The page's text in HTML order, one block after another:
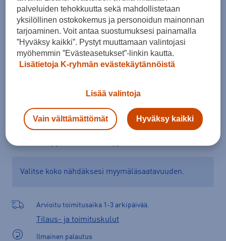
Koko
38 41 41,5
Tarkista saatavuus ja tilaa myymälästä
Verkkokauppa:
Valitse koko nähdäksesi myymäläsaatavuuden.
Arvioitu toimitusaika 1-3 arkipäivää.
Tilaus- ja toimituskulut
Ilmainen palautus
palveluiden tehokkuutta sekä mahdollistetaan
yksilöllinen ostokokemus ja personoidun mainonnan
tarjoaminen. Voit antaa suostumuksesi painamalla
”Hyväksy kaikki”. Pystyt muuttamaan valintojasi
myöhemmin ”Evästeasetukset”-linkin kautta.
Lisätietoja K-ryhmän evästekäytännöistä
Lisää valintoja
Vain välttämättömät Hyväksy kaikki